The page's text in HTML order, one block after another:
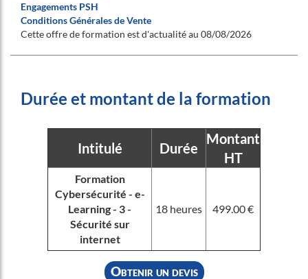
Engagements PSH
Conditions Générales de Vente
Cette offre de formation est d'actualité au 08/08/2026
Durée et montant de la formation
Intitulé Durée
Montant
HT
Formation
Cybersécurité - e-
Learning - 3 -
Sécurité sur
internet
18 heures 499.00 €
Obtenir un devis